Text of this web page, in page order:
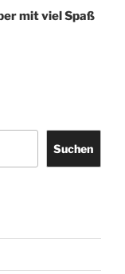
mit viel Spaß
Suchen